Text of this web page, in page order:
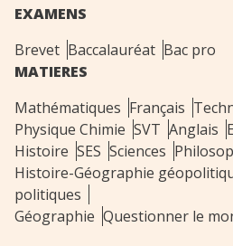
EXAMENS
Brevet Baccalauréat Bac pro
MATIERES
Mathématiques Français
Physique Chimie SVT Anglais
Histoire SES Sciences
Histoire-Géographie
politiques
Géographie Questionner le